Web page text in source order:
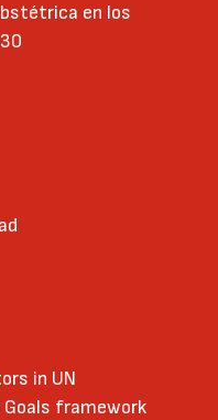
en los
in UN
framework